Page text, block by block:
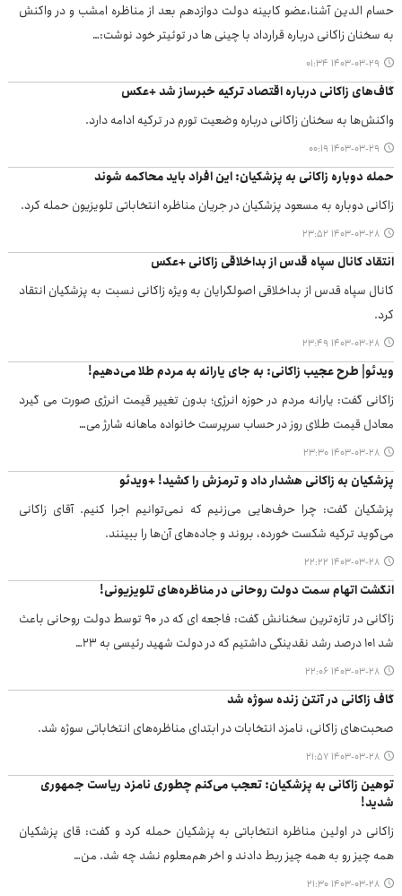
حسام الدین آشنا،عضو کابینه دولت دوازدهم بعد از مناظره امشب و در واکنش
به سخنان زاکانی درباره قرارداد با چینی ها در توئیتر خود نوشت:…
۱۴۰۳-۰۳-۲۹ ۰۱:۳۴
گاف‌های زاکانی درباره اقتصاد ترکیه خبرساز شد +عکس
واکنش‌ها به سخنان زاکانی درباره وضعیت تورم در ترکیه ادامه دارد.
۱۴۰۳-۰۳-۲۹ ۰۰:۱۹
حمله دوباره زاکانی به پزشکیان: این افراد باید محاکمه شوند
زاکانی دوباره به مسعود پزشکیان در جریان مناظره انتخاباتی تلویزیون حمله کرد.
۱۴۰۳-۰۳-۲۸ ۲۳:۵۲
انتقاد کانال سپاه قدس از بداخلاقی زاکانی +عکس
کانال سپاه قدس از بداخلاقی اصولگرایان به ویژه زاکانی نسبت به پزشکیان انتقاد
کرد.
۱۴۰۳-۰۳-۲۸ ۲۳:۴۹
ویدئو| طرح عجیب زاکانی: به جای یارانه به مردم طلا می‌دهیم!
زاکانی گفت: یارانه مردم در حوزه انرژی؛ بدون تغییر قیمت انرژی صورت می گیرد
معادل قیمت طلای روز در حساب سرپرست خانواده ماهانه شارژ می…
۱۴۰۳-۰۳-۲۸ ۲۳:۳۰
پزشکیان به زاکانی هشدار داد و ترمزش را کشید! +ویدئو
پزشکیان گفت: چرا حرف‌هایی می‌زنیم که نمی‌توانیم اجرا کنیم. آقای زاکانی
می‌گوید ترکیه شکست خورده، بروند و جاده‌های آن‌ها را ببینند.
۱۴۰۳-۰۳-۲۸ ۲۲:۲۲
انگشت اتهام سمت دولت روحانی در مناظره‌های تلویزیونی!
زاکانی در تازه‌ترین سخنانش گفت: فاجعه ای که در 90 توسط دولت روحانی باعث
شد 101 درصد رشد نقدینگی داشتیم که در دولت شهید رئیسی به 23…
۱۴۰۳-۰۳-۲۸ ۲۲:۰۶
گاف زاکانی در آنتن زنده سوژه شد
صحبت‌های زاکانی، نامزد انتخابات در ابتدای مناظره‌های انتخاباتی سوژه شد.
۱۴۰۳-۰۳-۲۸ ۲۱:۵۷
توهین زاکانی به پزشکیان: تعجب می‌کنم چطوری نامزد ریاست جمهوری
شدید!
زاکانی در اولین مناظره انتخاباتی به پزشکیان حمله کرد و گفت: قای پزشکیان
همه چیز رو به همه چیز ربط دادند و اخر هم‌معلوم نشد چه شد. من…
۱۴۰۳-۰۳-۲۸ ۲۱:۳۰